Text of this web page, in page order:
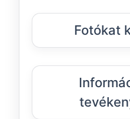
Fotókat